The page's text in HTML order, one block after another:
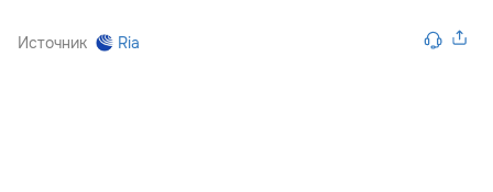
Источник Ria